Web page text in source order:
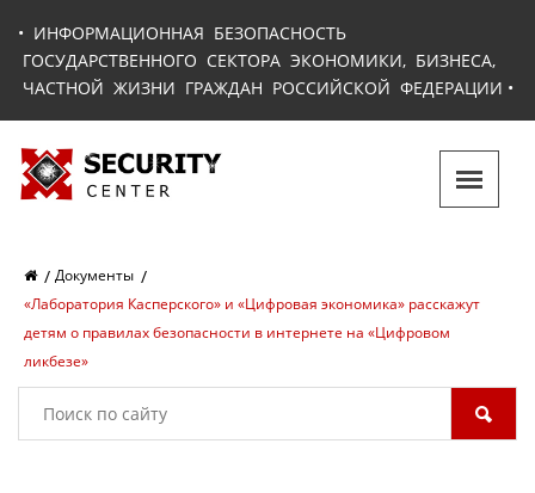
• ИНФОРМАЦИОННАЯ БЕЗОПАСНОСТЬ
ГОСУДАРСТВЕННОГО СЕКТОРА ЭКОНОМИКИ, БИЗНЕСА,
ЧАСТНОЙ ЖИЗНИ ГРАЖДАН РОССИЙСКОЙ ФЕДЕРАЦИИ •
Документы
«Лаборатория Касперского» и «Цифровая экономика» расскажут
детям о правилах безопасности в интернете на «Цифровом
ликбезе»